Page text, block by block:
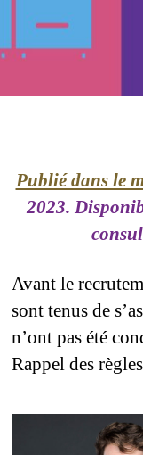
Publié dans le
2023.
Avant le
sont tenus de
n’ont pas été
Rappel des